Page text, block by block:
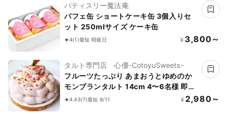
パティスリー魔法庵
パフェ缶 ショートケーキ缶 3個入りセ
ット 250mlサイズ ケーキ缶
4(1)最短 明後日 ¥ 3,800～
タルト専門店 心優-CotoyuSweets-
フルーツたっぷり あまおうとゆめのか
モンブランタルト 14cm 4〜6名様 即日
出荷 お届け指定可 お取り寄せ 誕生日ケ
4.43(7)最短 8/11 ¥ 2,980～